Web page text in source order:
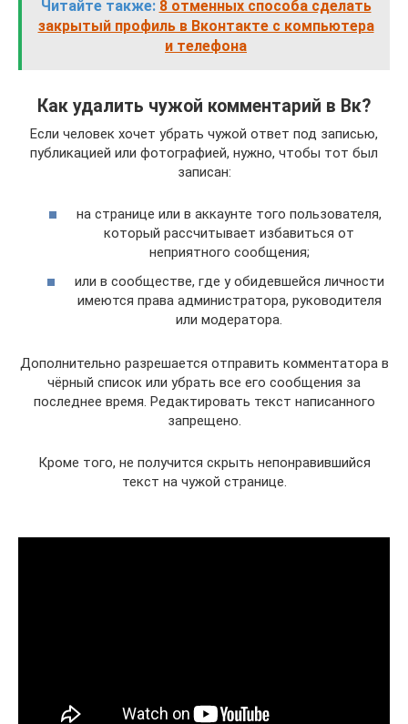
Читайте также: 8 отменных способа сделать
закрытый профиль в Вконтакте с компьютера
и телефона
Как удалить чужой комментарий в Вк?
Если человек хочет убрать чужой ответ под записью,
публикацией или фотографией, нужно, чтобы тот был
записан:
на странице или в аккаунте того пользователя,
который рассчитывает избавиться от
неприятного сообщения;
или в сообществе, где у обидевшейся личности
имеются права администратора, руководителя
или модератора.
Дополнительно разрешается отправить комментатора в
чёрный список или убрать все его сообщения за
последнее время. Редактировать текст написанного
запрещено.
Кроме того, не получится скрыть непонравившийся
текст на чужой странице.